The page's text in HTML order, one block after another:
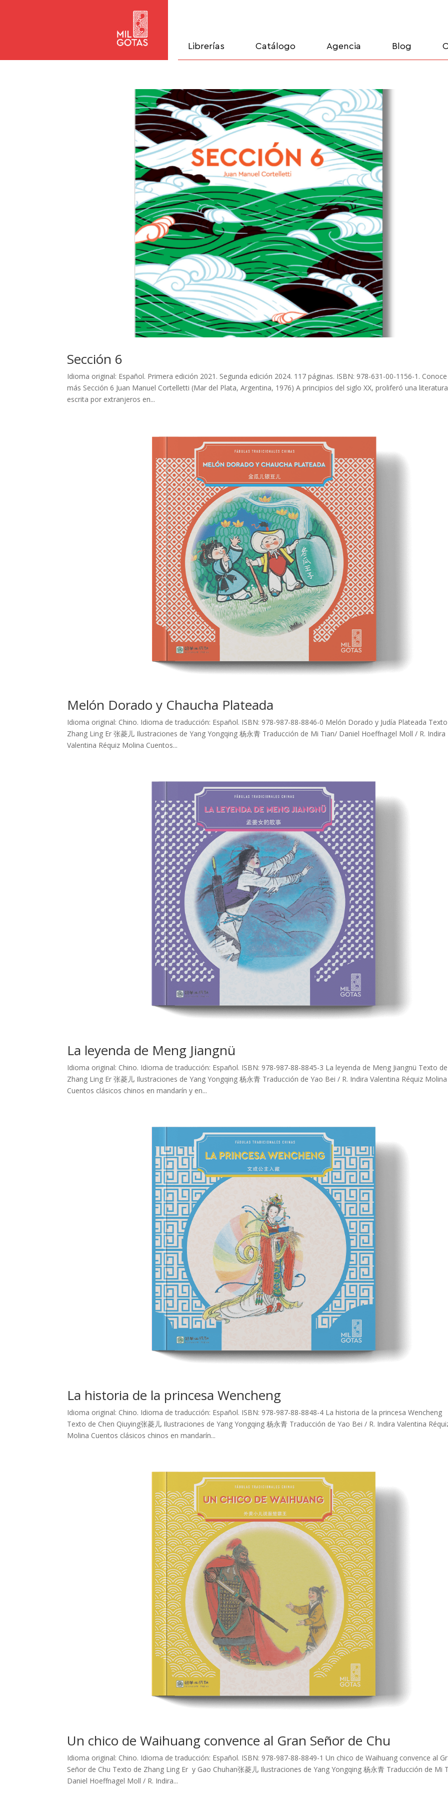
Librerías Catálogo Agencia Blog
Sección 6
Idioma original: Español. Primera edición 2021. Segunda edición 2024. 117 páginas. ISBN: 978-631-00-1156-1. Conoce
más Sección 6 Juan Manuel Cortelletti (Mar del Plata, Argentina, 1976) A principios del siglo XX, proliferó una literatura
escrita por extranjeros en...
Melón Dorado y Chaucha Plateada
Idioma original: Chino. Idioma de traducción: Español. ISBN: 978-987-88-8846-0 Melón Dorado y Judía Plateada
Zhang Ling Er 张菱儿 Ilustraciones de Yang Yongqing 杨永青 Traducción de Mi Tian/ Daniel Hoeffnagel Moll / R. Indira
Valentina Réquiz Molina Cuentos...
La leyenda de Meng Jiangnü
Idioma original: Chino. Idioma de traducción: Español. ISBN: 978-987-88-8845-3 La leyenda de Meng Jiangnü Texto de
Zhang Ling Er 张菱儿 Ilustraciones de Yang Yongqing 杨永青 Traducción de Yao Bei / R. Indira Valentina Réquiz Molina
Cuentos clásicos chinos en mandarín y en...
La historia de la princesa Wencheng
Idioma original: Chino. Idioma de traducción: Español. ISBN: 978-987-88-8848-4 La historia de la princesa Wencheng
Texto de Chen Qiuying张菱儿 Ilustraciones de Yang Yongqing 杨永青 Traducción de Yao Bei / R. Indira Valentina
Molina Cuentos clásicos chinos en mandarín...
Un chico de Waihuang convence al Gran Señor de Chu
Idioma original: Chino. Idioma de traducción: Español. ISBN: 978-987-88-8849-1 Un chico de Waihuang convence al
Señor de Chu Texto de Zhang Ling Er y Gao Chuhan张菱儿 Ilustraciones de Yang Yongqing 杨永青 Traducción de Mi
Daniel Hoeffnagel Moll / R. Indira...